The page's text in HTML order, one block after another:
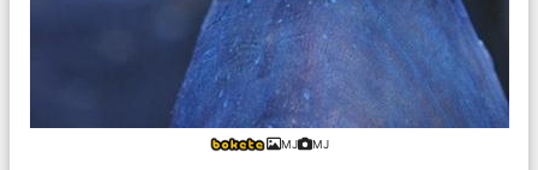
MJ MJ